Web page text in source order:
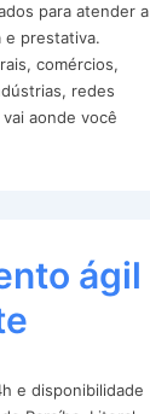
para atender a
e prestativa.
comércios,
redes
aonde você
ágil
e disponibilidade